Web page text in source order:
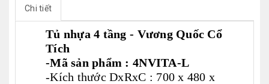
Chi tiết
Tủ nhựa 4 tầng - Vương Quốc Cổ
Tích
-Mã sản phẩm : 4NVITA-L
-Kích thước DxRxC : 700 x 480 x